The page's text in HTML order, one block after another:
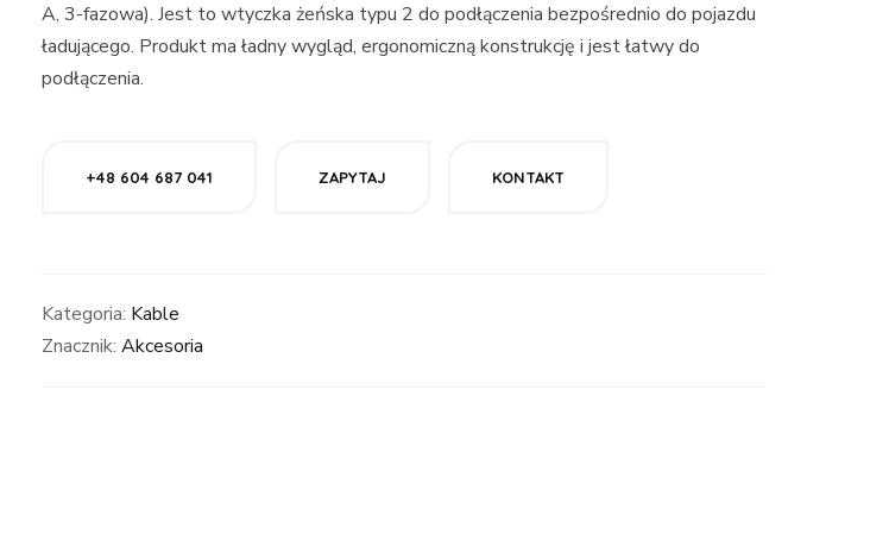
A, 3-fazowa). Jest to wtyczka żeńska typu 2 do podłączenia bezpośrednio do pojazdu
ładującego. Produkt ma ładny wygląd, ergonomiczną konstrukcję i jest łatwy do
podłączenia.
+48 604 687 041 ZAPYTAJ KONTAKT
Kategoria: Kable
Znacznik: Akcesoria